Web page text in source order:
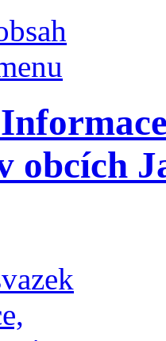
obcích